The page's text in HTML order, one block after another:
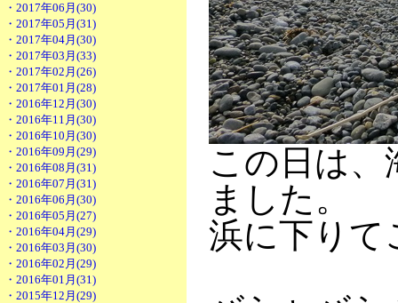
・2017年06月(30)
・2017年05月(31)
・2017年04月(30)
・2017年03月(33)
・2017年02月(26)
・2017年01月(28)
・2016年12月(30)
・2016年11月(30)
・2016年10月(30)
・2016年09月(29)
・2016年08月(31)
・2016年07月(31)
・2016年06月(30)
・2016年05月(27)
・2016年04月(29)
・2016年03月(30)
・2016年02月(29)
・2016年01月(31)
・2015年12月(29)
この日は
ました。
浜に下り